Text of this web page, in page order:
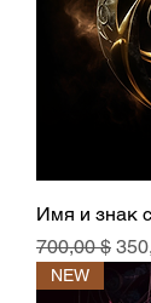
Имя и знак
Обычная
700,00 $
NEW